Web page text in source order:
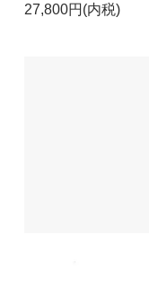
27,800円(内税)